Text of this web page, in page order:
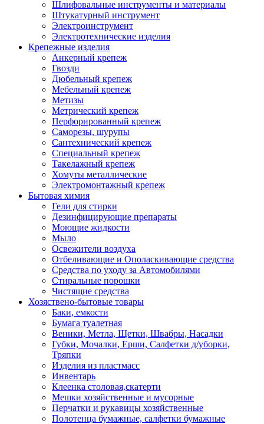
Шлифовальные инструменты и материалы
Штукатурный инструмент
Электроинструмент
Электротехнические изделия
Крепежные изделия
Анкерный крепеж
Гвозди
Дюбельный крепеж
Мебельный крепеж
Метизы
Метрический крепеж
Перфорированный крепеж
Саморезы, шурупы
Сантехнический крепеж
Специальный крепеж
Такелажный крепеж
Хомуты металлические
Электромонтажный крепеж
Бытовая химия
Гели для стирки
Дезинфицирующие препараты
Моющие жидкости
Мыло
Освежители воздуха
Отбеливающие и Ополаскивающие средства
Средства по уходу за Автомобилями
Стиральные порошки
Чистящие средства
Хозяствено-бытовые товары
Баки, емкости
Бумага туалетная
Веники, Метла, Щетки, Швабры, Насадки
Губки, Мочалки, Ерши, Салфетки д/уборки,
Тряпки
Изделия из пластмасс
Инвентарь
Клеенка столовая,скатерти
Мешки хозяйственные и мусорные
Перчатки и рукавицы хозяйственные
Полотенца бумажные, салфетки бумажные